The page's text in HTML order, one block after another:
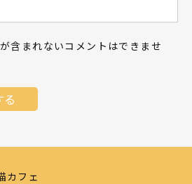
含まれないコメントはできませ
カフェ